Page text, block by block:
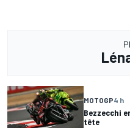
MOTOGP4 h
Bezzecchi
tête